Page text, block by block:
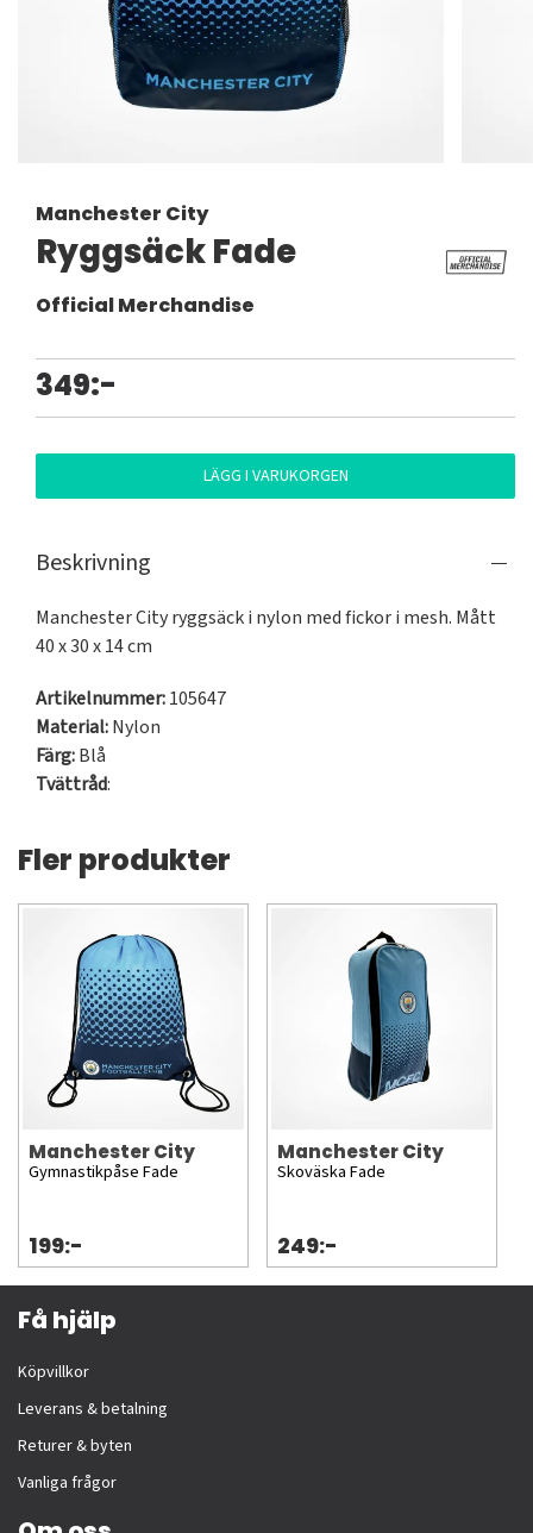
Manchester City
Ryggsäck Fade
Official Merchandise
349:-
LÄGG I VARUKORGEN
Beskrivning
Manchester City ryggsäck i nylon med fickor i mesh. Mått
40 x 30 x 14 cm
Artikelnummer:105647
Material:Nylon
Färg:Blå
Tvättråd:
Fler produkter
Manchester City
Gymnastikpåse Fade
199:-
Manchester City
Skoväska Fade
249:-
Få hjälp
Köpvillkor
Leverans & betalning
Returer & byten
Vanliga frågor